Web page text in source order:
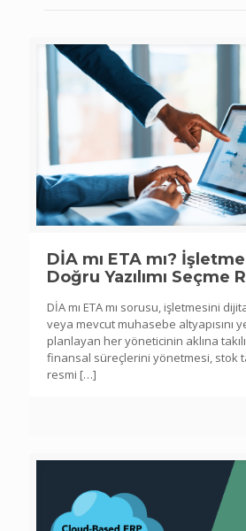
DİA mı ETA mı?
Doğru Yazılımı Seçme
DİA mı ETA mı sorusu, işletmesini
veya mevcut muhasebe altyapısını
planlayan her yöneticinin aklına
finansal süreçlerini yönetmesi, stok
resmi […]